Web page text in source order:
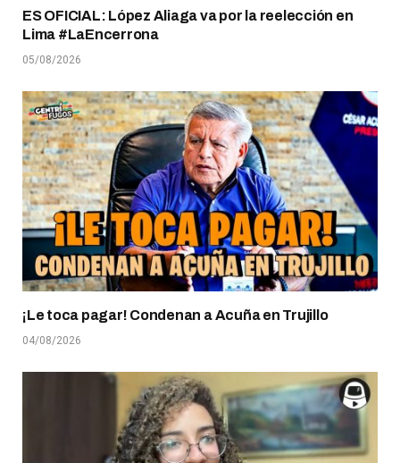
ES OFICIAL: López Aliaga va por la reelección en
Lima #LaEncerrona
05/08/2026
¡Le toca pagar! Condenan a Acuña en Trujillo
04/08/2026